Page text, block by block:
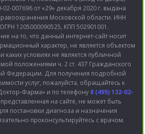
007696 от «29» декабря 2020 г. выдана
Московской области. ИНН
1205000090525, КПП 502901001.
на то, что данный интернет-сайт носит
характер, не является объектом
каких условиях не является публичной
положениями ч. 2 ст. 437 Гражданского
Федерации. Для получения подробной
услуг, пожалуйста, обращайтесь к
Фарма» и по телефону 8 (495) 132-02-
на сайте, не может быть
постановки диагноза и назначения
проконсультируйтесь с врачом.